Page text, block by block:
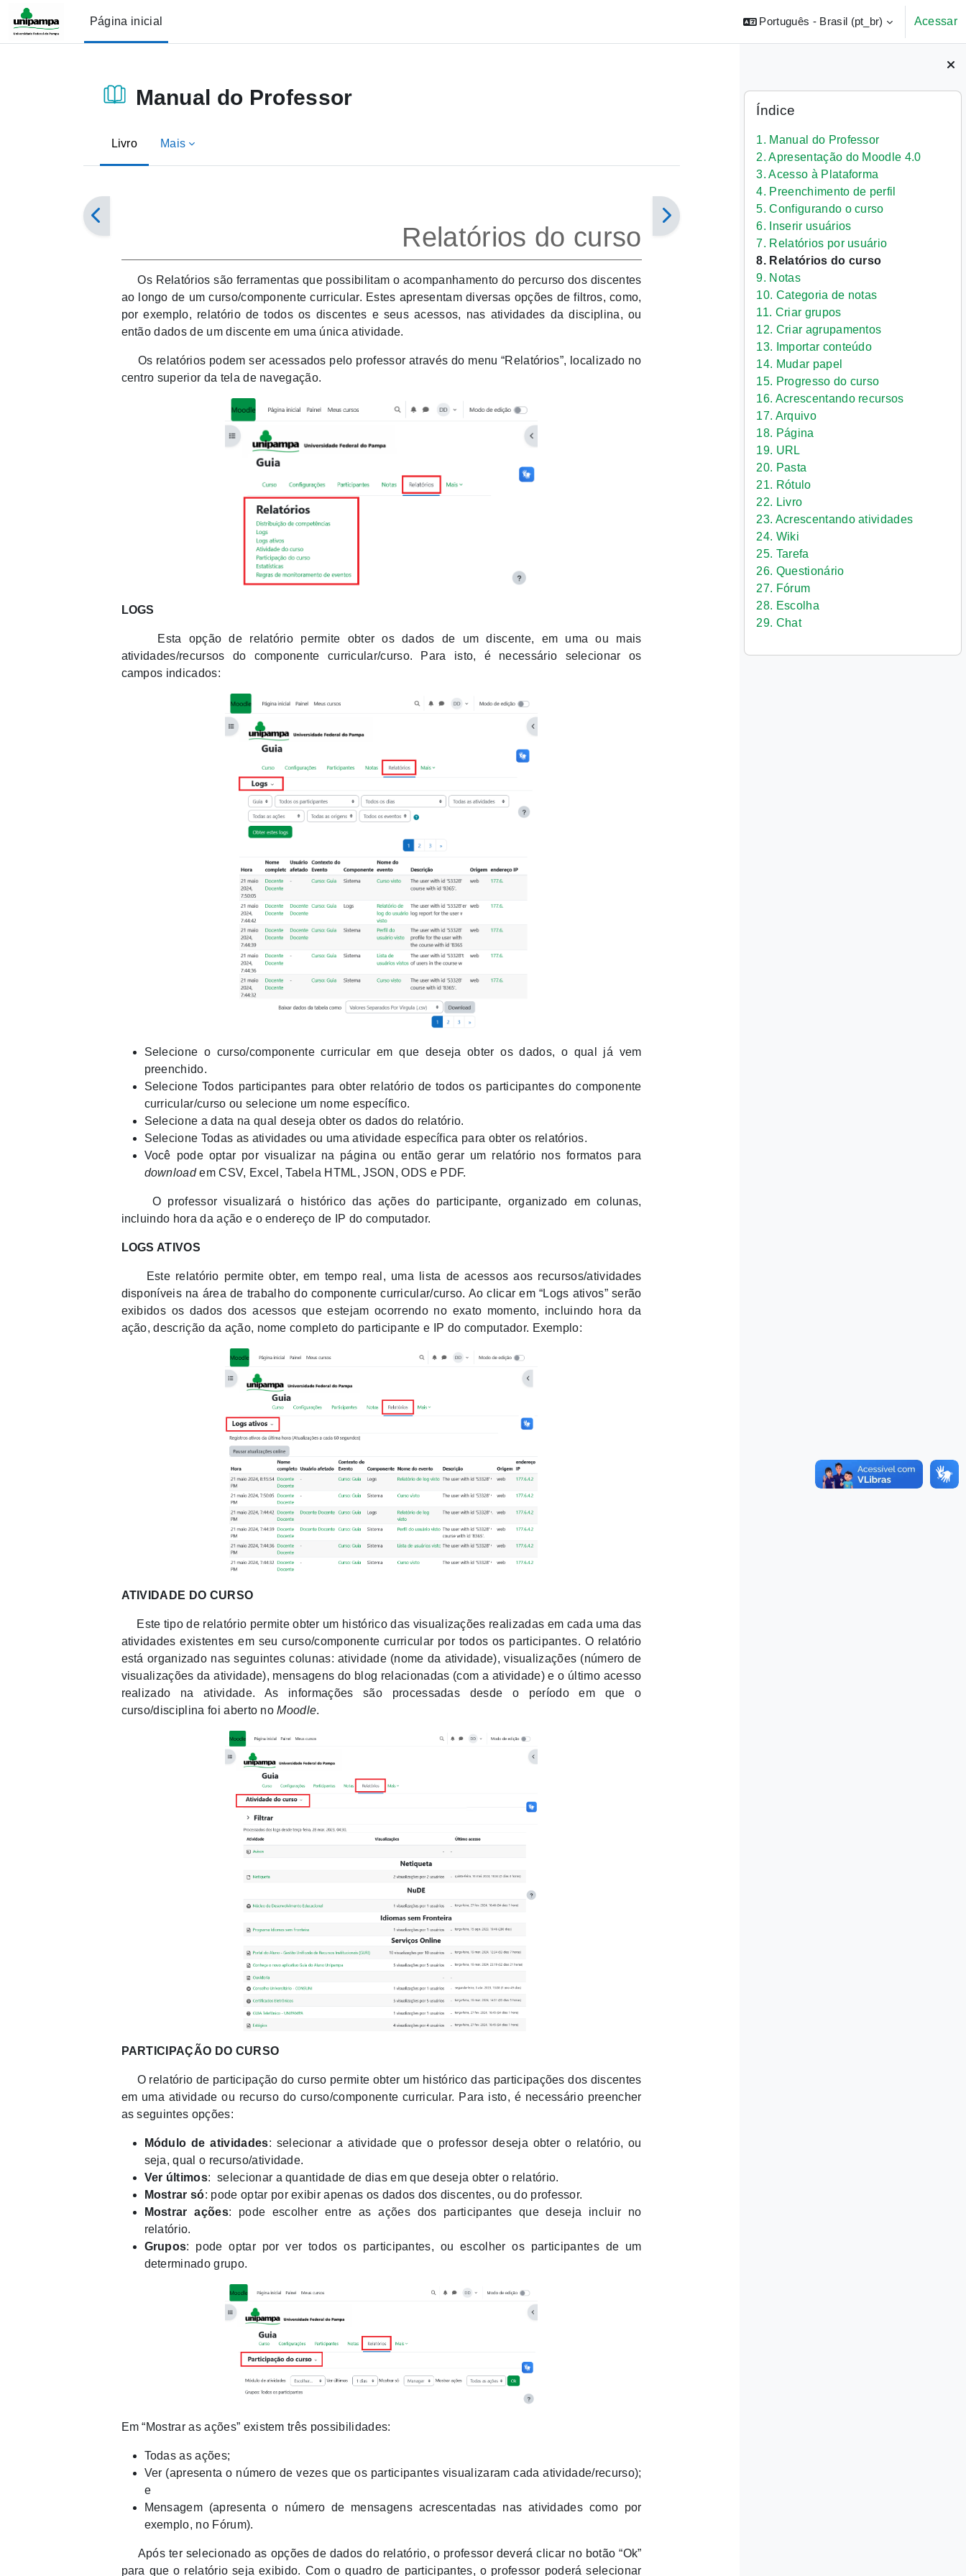
Ir para o conteúdo principal
Página inicial
Português - Brasil ‎(pt_br)‎ Acessar
Blocos
Pular Índice
Índice
1. Manual do Professor
2. Apresentação do Moodle 4.0
3. Acesso à Plataforma
4. Preenchimento de perfil
5. Configurando o curso
6. Inserir usuários
7. Relatórios por usuário
8. Relatórios do curso
9. Notas
10. Categoria de notas
11. Criar grupos
12. Criar agrupamentos
13. Importar conteúdo
14. Mudar papel
15. Progresso do curso
16. Acrescentando recursos
17. Arquivo
18. Página
19. URL
20. Pasta
21. Rótulo
22. Livro
23. Acrescentando atividades
24. Wiki
25. Tarefa
26. Questionário
27. Fórum
28. Escolha
29. Chat
Manual do Professor
Livro Mais
Relatórios do curso
Os Relatórios são ferramentas que possibilitam o acompanhamento do percurso dos discentes
ao longo de um curso/componente curricular. Estes apresentam diversas opções de filtros, como,
por exemplo, relatório de todos os discentes e seus acessos, nas atividades da disciplina, ou
então dados de um discente em uma única atividade.
Os relatórios podem ser acessados pelo professor através do menu “Relatórios”, localizado no
centro superior da tela de navegação.
LOGS
Esta opção de relatório permite obter os dados de um discente, em uma ou mais
atividades/recursos do componente curricular/curso. Para isto, é necessário selecionar os
campos indicados:
Selecione o curso/componente curricular em que deseja obter os dados, o qual já vem
preenchido.
Selecione Todos participantes para obter relatório de todos os participantes do componente
curricular/curso ou selecione um nome específico.
Selecione a data na qual deseja obter os dados do relatório.
Selecione Todas as atividades ou uma atividade específica para obter os relatórios.
Você pode optar por visualizar na página ou então gerar um relatório nos formatos para
downloadem CSV, Excel, Tabela HTML, JSON, ODS e PDF.
O professor visualizará o histórico das ações do participante, organizado em colunas,
incluindo hora da ação e o endereço de IP do computador.
LOGS ATIVOS
Este relatório permite obter, em tempo real, uma lista de acessos aos recursos/atividades
disponíveis na área de trabalho do componente curricular/curso. Ao clicar em “Logs ativos” serão
exibidos os dados dos acessos que estejam ocorrendo no exato momento, incluindo hora da
ação, descrição da ação, nome completo do participante e IP do computador. Exemplo:
ATIVIDADE DO CURSO
Este tipo de relatório permite obter um histórico das visualizações realizadas em cada uma das
atividades existentes em seu curso/componente curricular por todos os participantes. O relatório
está organizado nas seguintes colunas: atividade (nome da atividade), visualizações (número de
visualizações da atividade), mensagens do blog relacionadas (com a atividade) e o último acesso
realizado na atividade. As informações são processadas desde o período em que o
curso/disciplina foi aberto noMoodle.
PARTICIPAÇÃO DO CURSO
O relatório de participação do curso permite obter um histórico das participações dos discentes
em uma atividade ou recurso do curso/componente curricular. Para isto, é necessário preencher
as seguintes opções:
Módulo de atividades: selecionar a atividade que o professor deseja obter o relatório, ou
seja, qual o recurso/atividade.
Ver últimos: selecionar a quantidade de dias em que deseja obter o relatório.
Mostrar só: pode optar por exibir apenas os dados dos discentes, ou do professor.
Mostrar ações: pode escolher entre as ações dos participantes que deseja incluir no
relatório.
Grupos: pode optar por ver todos os participantes, ou escolher os participantes de um
determinado grupo.
Em “Mostrar as ações” existem três possibilidades:
Todas as ações;
Ver (apresenta o número de vezes que os participantes visualizaram cada atividade/recurso);
e
Mensagem (apresenta o número de mensagens acrescentadas nas atividades como por
exemplo, no Fórum).
Após ter selecionado as opções de dados do relatório, o professor deverá clicar no botão “Ok”
para que o relatório seja exibido. Com o quadro de participantes, o professor poderá selecionar